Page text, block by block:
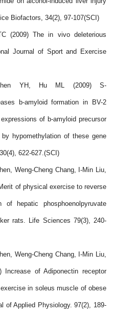
Biofactors, 34(2), 97-107(SCI)
(2009) The in vivo deleterious
Journal of Sport and Exercise
YH, Hu ML (2009) S-
b-amyloid formation in BV-2
of b-amyloid precursor
hypomethylation of these gene
622-627.(SCI)
Weng-Cheng Chang, I-Min Liu,
of physical exercise to reverse
hepatic phosphoenolpyruvate
rats. Life Sciences 79(3), 240-
Weng-Cheng Chang, I-Min Liu,
Increase of Adiponectin receptor
in soleus muscle of obese
of Applied Physiology. 97(2), 189-